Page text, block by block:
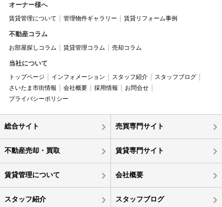
オーナー様へ
賃貸管理について 管理物件ギャラリー 賃貸リフォーム事例
不動産コラム
お部屋探しコラム 賃貸管理コラム 売却コラム
当社について
トップページ インフォメーション スタッフ紹介
スタッフブログ
さいたま市街情報
会社概要 採用情報
お問合せ
プライバシーポリシー
総合サイト 売買専門サイト
不動産売却・買取 賃貸専門サイト
賃貸管理について 会社概要
スタッフ紹介 スタッフブログ